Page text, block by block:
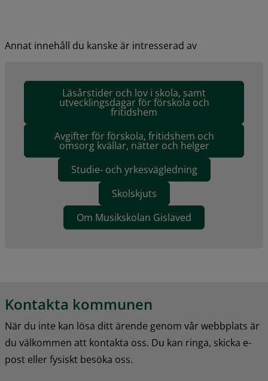
Annat innehåll du kanske är intresserad av
Läsårstider och lov i skola, samt
utvecklingsdagar för förskola och
fritidshem
Avgifter för förskola, fritidshem och
omsorg kvällar, nätter och helger
Studie- och yrkesvägledning
Skolskjuts
Om Musikskolan Gislaved
Kontakta kommunen
När du inte kan lösa ditt ärende genom vår webbplats är
du välkommen att kontakta oss. Du kan ringa, skicka e-
post eller fysiskt besöka oss.